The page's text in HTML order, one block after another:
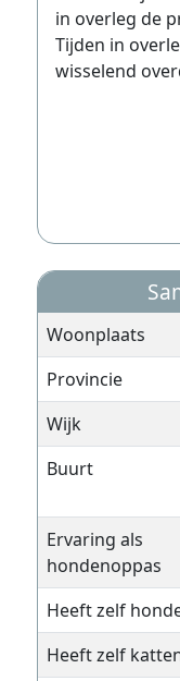
in overleg de
Tijden in
wisselend
Woonplaats
Provincie
Wijk
Buurt
Ervaring als
hondenoppas
Heeft zelf
Heeft zelf